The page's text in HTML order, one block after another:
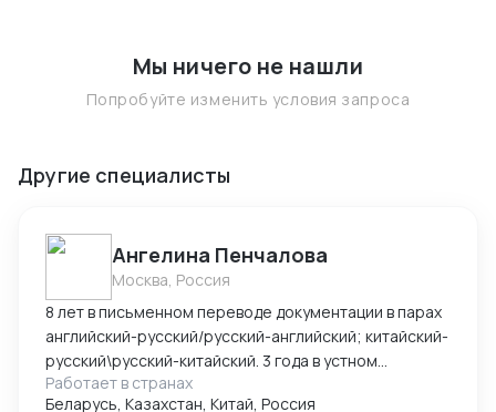
Мы ничего не нашли
Попробуйте изменить условия запроса
Другие специалисты
Ангелина Пенчалова
Москва, Россия
8 лет в письменном переводе документации в парах
английский-русский/русский-английский; китайский-
русский\русский-китайский. 3 года в устном
переводе в паре китайский-русский\русский-
Работает в странах
Беларусь, Казахстан, Китай, Россия